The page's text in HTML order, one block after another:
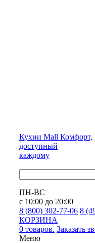
Кухни Mall Комфорт,
доступный
каждому
ПН-ВС
с 10:00 до 20:00
8 (800) 302-77-06 8
КОРЗИНА
0 товаров. Заказать
Меню